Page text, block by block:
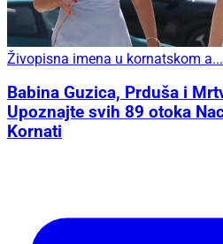
Živopisna imena u kornatskom a...
Babina Guzica, Prduša i
Upoznajte svih 89 otoka
Kornati